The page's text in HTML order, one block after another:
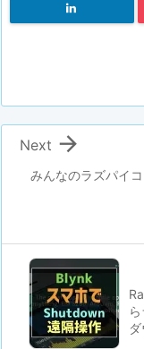
みんなのラズパイ

Next